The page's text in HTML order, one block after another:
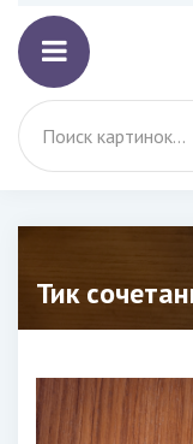
Тик